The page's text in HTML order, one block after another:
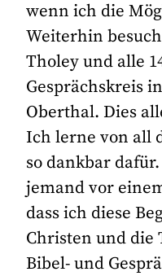
wenn ich die
Weiterhin
Tholey und alle
Gesprächskreis
Oberthal. Dies
Ich lerne von all
so dankbar
jemand vor
dass ich diese
Christen und die
Bibel- und